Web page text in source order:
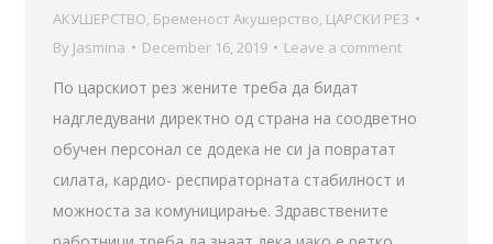
АКУШЕРСТВО, Бременост Акушерство, ЦАРСКИ РЕЗ
By Jasmina December 16, 2019 Leave a comment
По царскиот рез жените треба да бидат
надгледувани директно од страна на соодветно
обучен персонал се додека не си ја повратат
силата, кардио- респираторната стабилност и
можноста за комуницирање. Здравствените